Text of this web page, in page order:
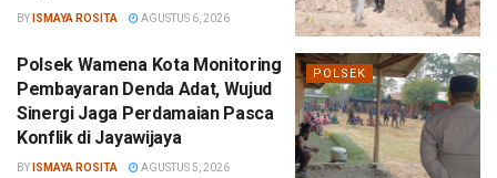
BY ISMAYA ROSITA AGUSTUS 6, 2026
POLSEK
Polsek Wamena Kota Monitoring
Pembayaran Denda Adat, Wujud
Sinergi Jaga Perdamaian Pasca
Konflik di Jayawijaya
BY ISMAYA ROSITA AGUSTUS 5, 2026